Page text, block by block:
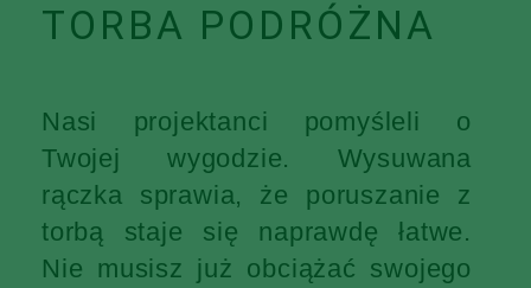
TORBA PODRÓŻNA
Nasi projektanci pomyśleli o
Twojej wygodzie. Wysuwana
rączka sprawia, że poruszanie z
torbą staje się naprawdę łatwe.
Nie musisz już obciążać swojego